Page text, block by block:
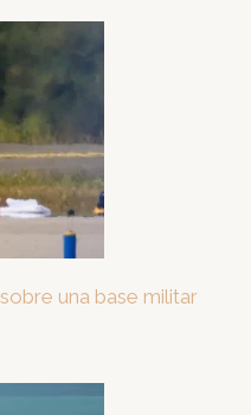
una base militar